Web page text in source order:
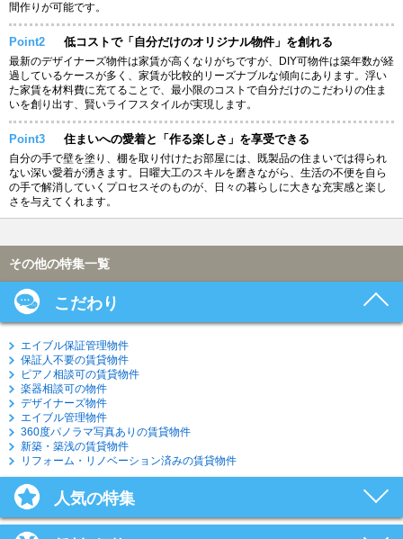
間作りが可能です。
Point2 低コストで「自分だけのオリジナル物件」を創れる
最新のデザイナーズ物件は家賃が高くなりがちですが、DIY可物件は築年数が経
過しているケースが多く、家賃が比較的リーズナブルな傾向にあります。浮い
た家賃を材料費に充てることで、最小限のコストで自分だけのこだわりの住ま
いを創り出す、賢いライフスタイルが実現します。
Point3 住まいへの愛着と「作る楽しさ」を享受できる
自分の手で壁を塗り、棚を取り付けたお部屋には、既製品の住まいでは得られ
ない深い愛着が湧きます。日曜大工のスキルを磨きながら、生活の不便を自ら
の手で解消していくプロセスそのものが、日々の暮らしに大きな充実感と楽し
さを与えてくれます。
その他の特集一覧
こだわり
エイブル保証管理物件
保証人不要の賃貸物件
ピアノ相談可の賃貸物件
楽器相談可の物件
デザイナーズ物件
エイブル管理物件
360度パノラマ写真ありの賃貸物件
新築・築浅の賃貸物件
リフォーム・リノベーション済みの賃貸物件
人気の特集